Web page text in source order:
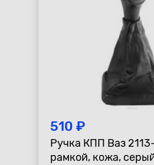
510 ₽
Ручка КПП Ваз
рамкой, кожа,